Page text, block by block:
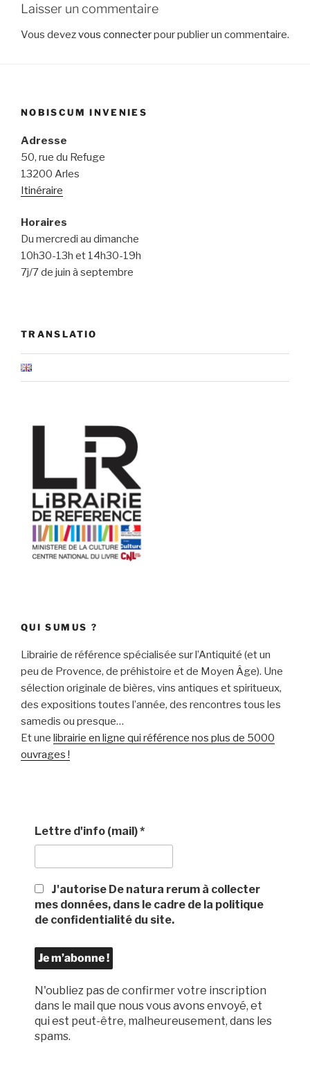
Laisser un commentaire
Vous devezvous connecterpour publier un commentaire.
NOBISCUM INVENIES
Adresse
50, rue du Refuge
13200 Arles
Itinéraire
Horaires
Du mercredi au dimanche
10h30-13h et 14h30-19h
7j/7 de juin à septembre
TRANSLATIO
QUI SUMUS ?
Librairie de référence spécialisée sur l’Antiquité (et un
peu de Provence, de préhistoire et de Moyen Âge). Une
sélection originale de bières, vins antiques et spiritueux,
des expositions toutes l’année, des rencontres tous les
samedis ou presque…
Et une librairie en ligne qui référence nos plus de 5000
ouvrages !
Lettre d'info (mail)*
J'autorise De natura rerum à collecter
mes données, dans le cadre de la politique
de confidentialité du site.
N'oubliez pas de confirmer votre inscription
dans le mail que nous vous avons envoyé, et
qui est peut-être, malheureusement, dans les
spams.